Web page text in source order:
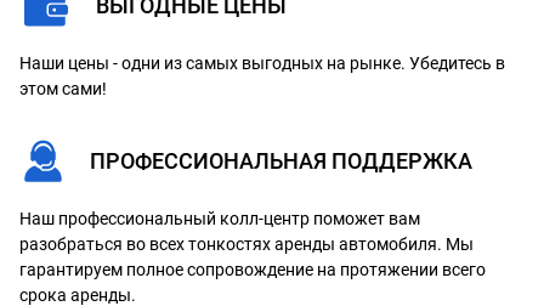
ВЫГОДНЫЕ ЦЕНЫ
Наши цены - одни из самых выгодных на рынке. Убедитесь в
этом сами!
ПРОФЕССИОНАЛЬНАЯ ПОДДЕРЖКА
Наш профессиональный колл-центр поможет вам
разобраться во всех тонкостях аренды автомобиля. Мы
гарантируем полное сопровождение на протяжении всего
срока аренды.